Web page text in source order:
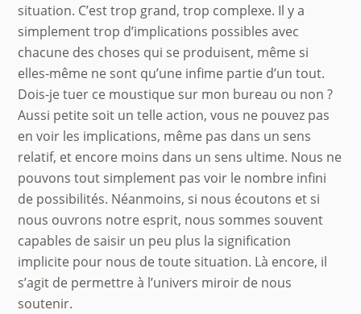
situation. C’est trop grand, trop complexe. Il y a
simplement trop d’implications possibles avec
chacune des choses qui se produisent, même si
elles-même ne sont qu’une infime partie d’un tout.
Dois-je tuer ce moustique sur mon bureau ou non ?
Aussi petite soit un telle action, vous ne pouvez pas
en voir les implications, même pas dans un sens
relatif, et encore moins dans un sens ultime. Nous ne
pouvons tout simplement pas voir le nombre infini
de possibilités. Néanmoins, si nous écoutons et si
nous ouvrons notre esprit, nous sommes souvent
capables de saisir un peu plus la signification
implicite pour nous de toute situation. Là encore, il
s’agit de permettre à l’univers miroir de nous
soutenir.